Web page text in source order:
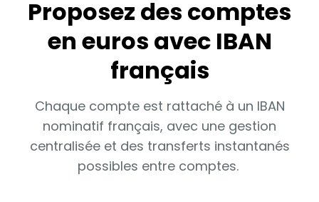
Proposez des comptes
en euros avec IBAN
français
Chaque compte est rattaché à un IBAN
nominatif français, avec une gestion
centralisée et des transferts instantanés
possibles entre comptes.